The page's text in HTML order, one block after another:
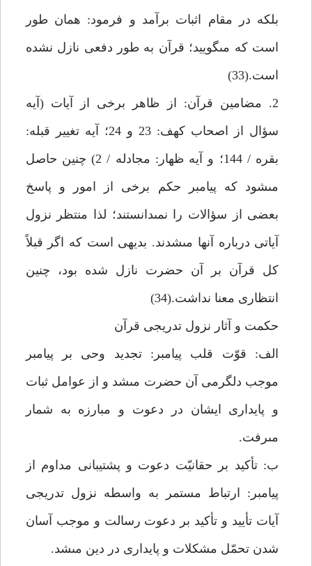
بلكه در مقام اثبات برآمد و فرمود: همان طور
است كه مى‏گوييد؛ قرآن به طور دفعى نازل نشده
است.(33)
2. مضامين قرآن: از ظاهر برخى از آيات (آيه
سؤال از اصحاب كهف: 23 و 24؛ آيه تغيير قبله:
بقره / 144؛ و آيه ظهار: مجادله / 2) چنين حاصل
مى‏شود كه پيامبر حكم برخى از امور و پاسخ
بعضى از سؤالات را نمى‏دانستند؛ لذا منتظر نزول
آياتى درباره آن‏ها مى‏شدند. بديهى است كه اگر قبلاً
كل قرآن بر آن حضرت نازل شده بود، چنين
انتظارى معنا نداشت.(34)
حكمت و آثار نزول تدريجى قرآن
الف: قوّت قلب پيامبر: تجديد وحى بر پيامبر
موجب دل‏گرمى آن حضرت مى‏شد و از عوامل ثبات
و پايدارى ايشان در دعوت و مبارزه به شمار
مى‏رفت.
ب: تأكيد بر حقانيّت دعوت و پشتيبانى مداوم از
پيامبر: ارتباط مستمر به واسطه نزول تدريجى
آيات تأييد و تأكيد بر دعوت رسالت و موجب آسان
شدن تحمّل مشكلات و پايدارى در دين مى‏شد.